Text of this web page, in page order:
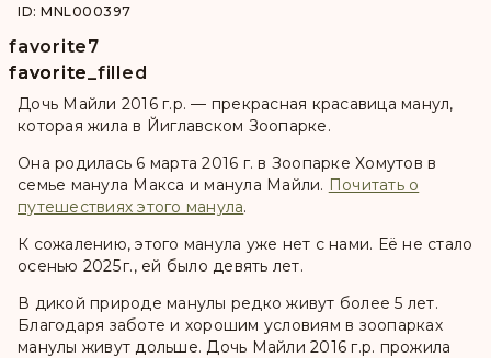
ID: MNL000397
favorite
favorite
favorite_filled
7
Дочь Майли 2016 г.р. — прекрасная красавица манул,
которая жила в Йиглавском Зоопарке.
Она родилась 6 марта 2016 г. в Зоопарке Хомутов в
семье манула Макса и манула Майли. Почитать о
путешествиях этого манула.
К сожалению, этого манула уже нет с нами. Её не стало
осенью 2025 г., ей было девять лет.
В дикой природе манулы редко живут более 5 лет.
Благодаря заботе и хорошим условиям в зоопарках
манулы живут дольше. Дочь Майли 2016 г.р. прожила